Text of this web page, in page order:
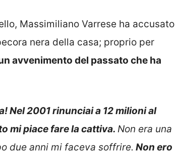
Massimiliano Varrese ha accusato
nera della casa; proprio per
avvenimento del passato che ha
Nel 2001 rinunciai a 12 milioni al
mi piace fare la cattiva. Non era una
due anni mi faceva soffrire. Non ero